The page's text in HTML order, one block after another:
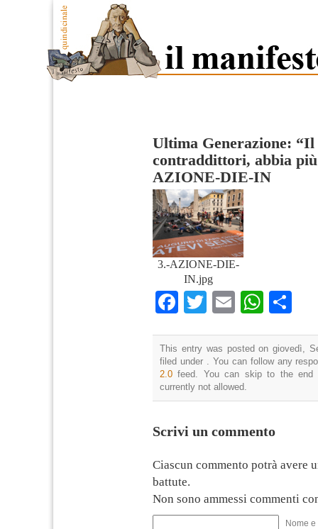
Ultima Generazione: “Il
contraddittori, abbia
AZIONE-DIE-IN
3.-AZIONE-DIE-
IN.jpg
Facebook
TwitterEmail
This entry was posted on giovedì,
filed under . You can follow any
2.0 feed. You can skip to the end
currently not allowed.
Scrivi un commento
Ciascun commento potrà avere
battute.
Non sono ammessi commenti
Nome